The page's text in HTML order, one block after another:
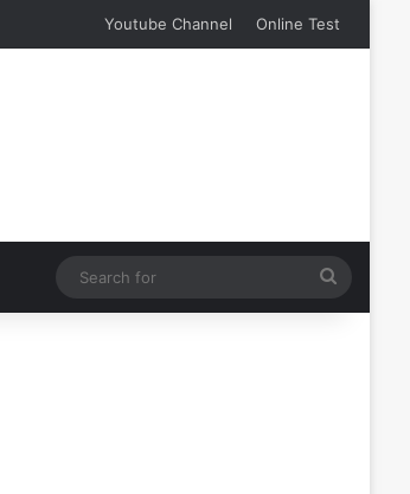
Youtube Channel Online Test
for